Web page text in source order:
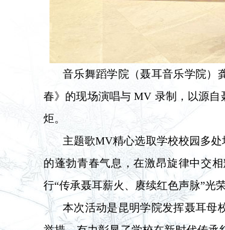
音乐舞蹈学院（聂耳音乐学院）
春》的现场演唱与 MV 录制，以源
炬。
主题歌MV精心选取学校校园多
的蓬勃青春气息，在激昂旋律中交
行“传承聂耳薪火、赓续红色声脉”光
本次活动是昆明学院发挥聂耳母